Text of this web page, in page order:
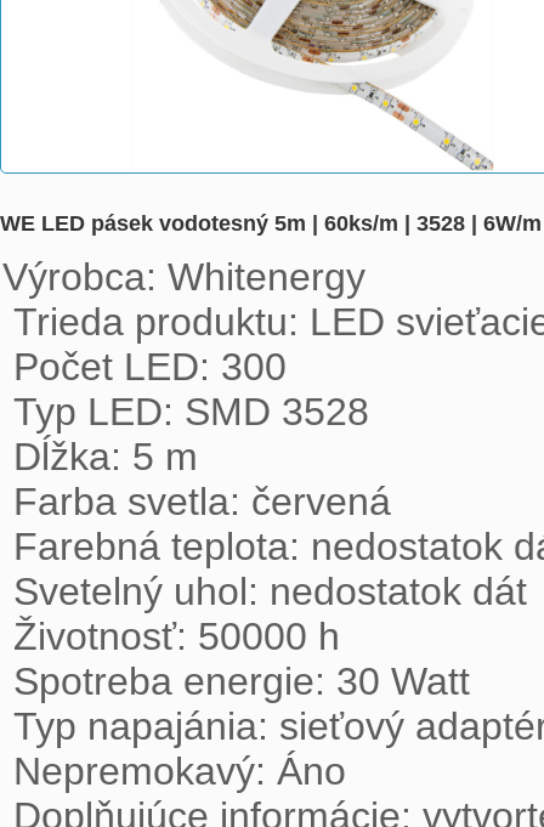
WE LED pásek vodotesný 5m | 60ks/m | 3528 | 6W/
Výrobca: Whitenergy